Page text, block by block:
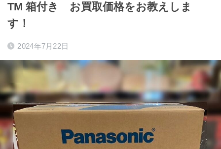
TM 箱付き お買取価格をお教えしま
す！
2024年7月22日